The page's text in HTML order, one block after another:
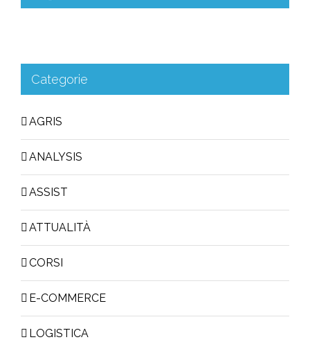
Categorie
AGRIS
ANALYSIS
ASSIST
ATTUALITÀ
CORSI
E-COMMERCE
LOGISTICA